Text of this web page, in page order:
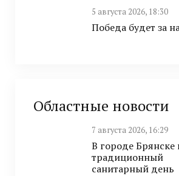
5 августа 2026, 18:30
Победа будет за
Областные новости
7 августа 2026, 16:29
В городе
традиционный
санитарный день